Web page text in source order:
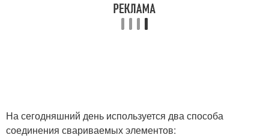
На сегодняшний день используется два способа
соединения свариваемых элементов: